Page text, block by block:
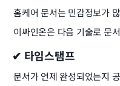
홈케어 문서는 민감정보가
이싸인온은 다음 기술로 문
✔ 타임스탬프
문서가 언제 완성되었는지